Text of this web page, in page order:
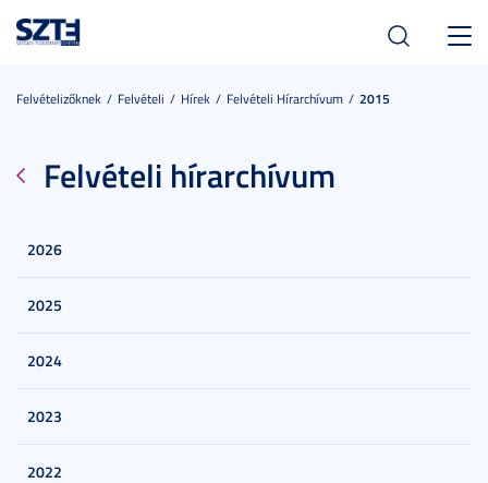
Felvételizőknek Felvételi Hírek Felvételi Hírarchívum 2015
Felvételi hírarchívum
2026
2025
2024
2023
2022